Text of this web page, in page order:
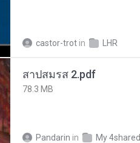
castor-trot in LHR
สาปสมรส 2.pdf
78.3 MB
Pandarin in My 4shared